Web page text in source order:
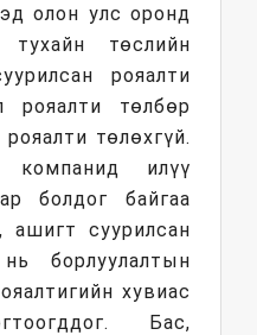
олон улс оронд
төслийн
рояалти
төлбөр
төлөхгүй.
илүү
болдог байгаа
суурилсан
борлуулалтын
хувиас
Бас,